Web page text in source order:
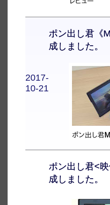
2017-
10-21
ポン出し君《
成しました。
ポン出し君<
成しました。